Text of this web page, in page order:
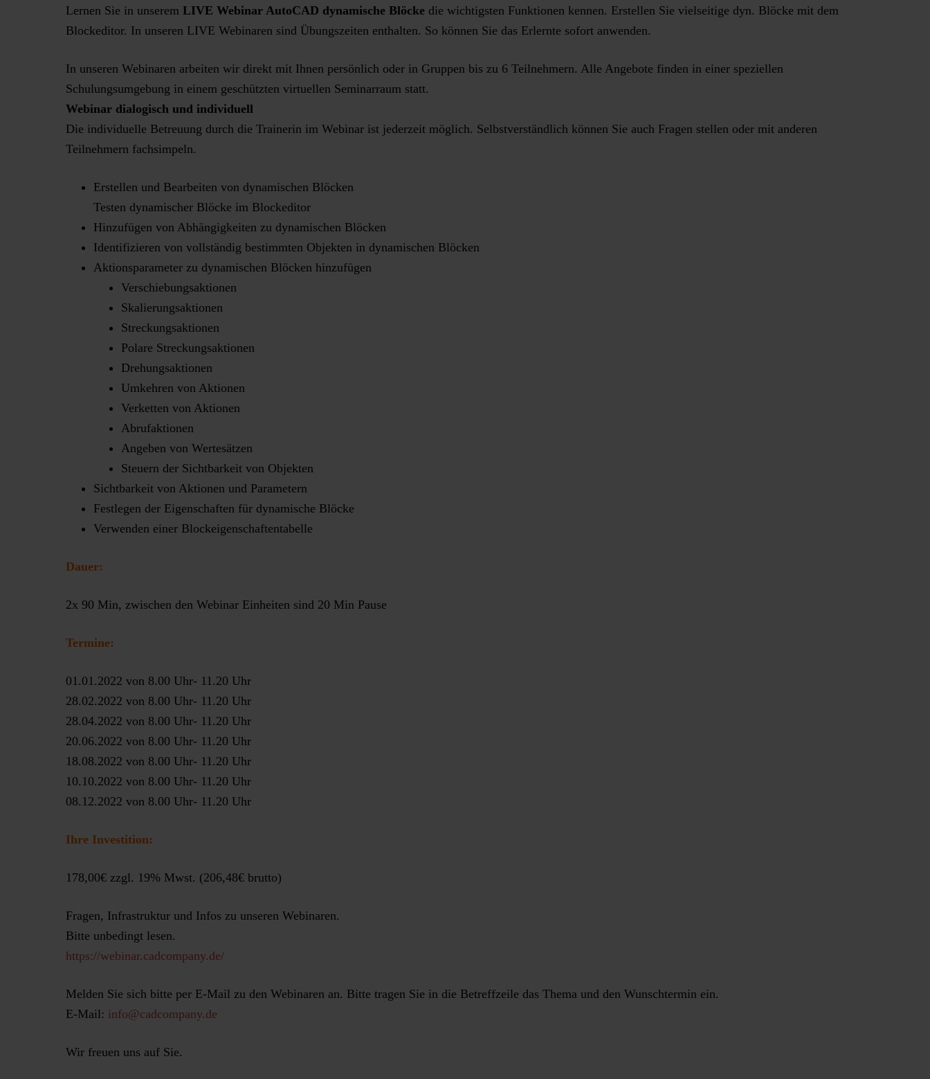
Lernen Sie in unserem LIVE Webinar AutoCAD dynamische Blöckedie wichtigsten Funktionen kennen. Erstellen Sie vielseitige dyn. Blöcke mit dem
Blockeditor. In unseren LIVE Webinaren sind Übungszeiten enthalten. So können Sie das Erlernte sofort anwenden.
In unseren Webinaren arbeiten wir direkt mit Ihnen persönlich oder in Gruppen bis zu 6 Teilnehmern. Alle Angebote finden in einer speziellen
Schulungsumgebung in einem geschützten virtuellen Seminarraum statt.
Webinar dialogisch und individuell
Die individuelle Betreuung durch die Trainerin im Webinar ist jederzeit möglich. Selbstverständlich können Sie auch Fragen stellen oder mit anderen
Teilnehmern fachsimpeln.
Erstellen und Bearbeiten von dynamischen Blöcken
Testen dynamischer Blöcke im Blockeditor
Hinzufügen von Abhängigkeiten zu dynamischen Blöcken
Identifizieren von vollständig bestimmten Objekten in dynamischen Blöcken
Aktionsparameter zu dynamischen Blöcken hinzufügen
Verschiebungsaktionen
Skalierungsaktionen
Streckungsaktionen
Polare Streckungsaktionen
Drehungsaktionen
Umkehren von Aktionen
Verketten von Aktionen
Abrufaktionen
Angeben von Wertesätzen
Steuern der Sichtbarkeit von Objekten
Sichtbarkeit von Aktionen und Parametern
Festlegen der Eigenschaften für dynamische Blöcke
Verwenden einer Blockeigenschaftentabelle
Dauer:
2x 90 Min, zwischen den Webinar Einheiten sind 20 Min Pause
Termine:
01.01.2022 von 8.00 Uhr- 11.20 Uhr
28.02.2022 von 8.00 Uhr- 11.20 Uhr
28.04.2022 von 8.00 Uhr- 11.20 Uhr
20.06.2022 von 8.00 Uhr- 11.20 Uhr
18.08.2022 von 8.00 Uhr- 11.20 Uhr
10.10.2022 von 8.00 Uhr- 11.20 Uhr
08.12.2022 von 8.00 Uhr- 11.20 Uhr
Ihre Investition:
178,00€ zzgl. 19% Mwst. (206,48€ brutto)
Fragen, Infrastruktur und Infos zu unseren Webinaren.
Bitte unbedingt lesen.
https://webinar.cadcompany.de/
Melden Sie sich bitte per E-Mail zu den Webinaren an. Bitte tragen Sie in die Betreffzeile das Thema und den Wunschtermin ein.
E-Mail: info@cadcompany.de
Wir freuen uns auf Sie.